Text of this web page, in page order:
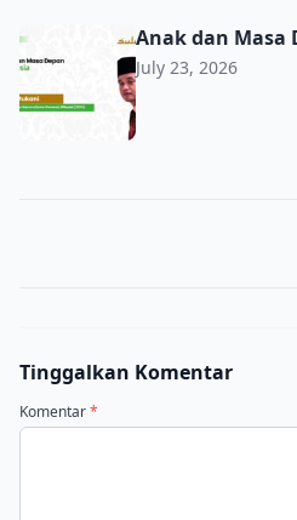
Anak dan Masa Depan
Anak dan Masa
July 23, 2026
Tinggalkan Komentar
Komentar*